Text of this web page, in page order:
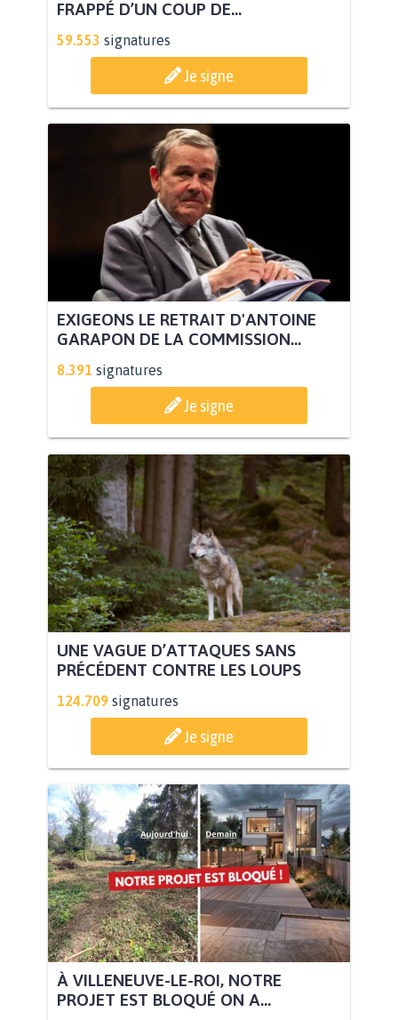
FRAPPÉ D’UN COUP DE...
59.553 signatures
Je signe
EXIGEONS LE RETRAIT D'ANTOINE
GARAPON DE LA COMMISSION...
8.391 signatures
Je signe
UNE VAGUE D’ATTAQUES SANS
PRÉCÉDENT CONTRE LES LOUPS
124.709 signatures
Je signe
À VILLENEUVE-LE-ROI, NOTRE
PROJET EST BLOQUÉ ON A...